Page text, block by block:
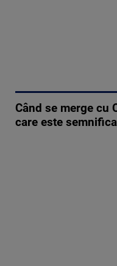
Când se merge cu
care este